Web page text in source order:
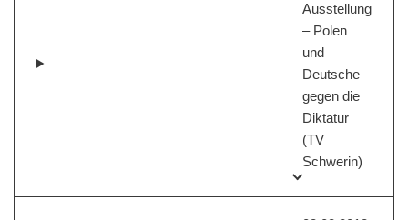
Ausstellung
– Polen
und
Deutsche
gegen die
Diktatur
(TV
Schwerin)